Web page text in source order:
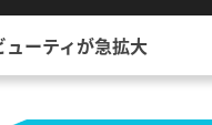
ーティが急拡大